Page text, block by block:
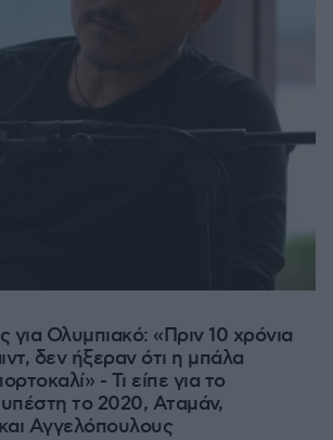
για Ολυμπιακό: «Πριν 10 χρόνια
δεν ήξεραν ότι η μπάλα
- Τι είπε για το
το 2020, Αταμάν,
Αγγελόπουλους